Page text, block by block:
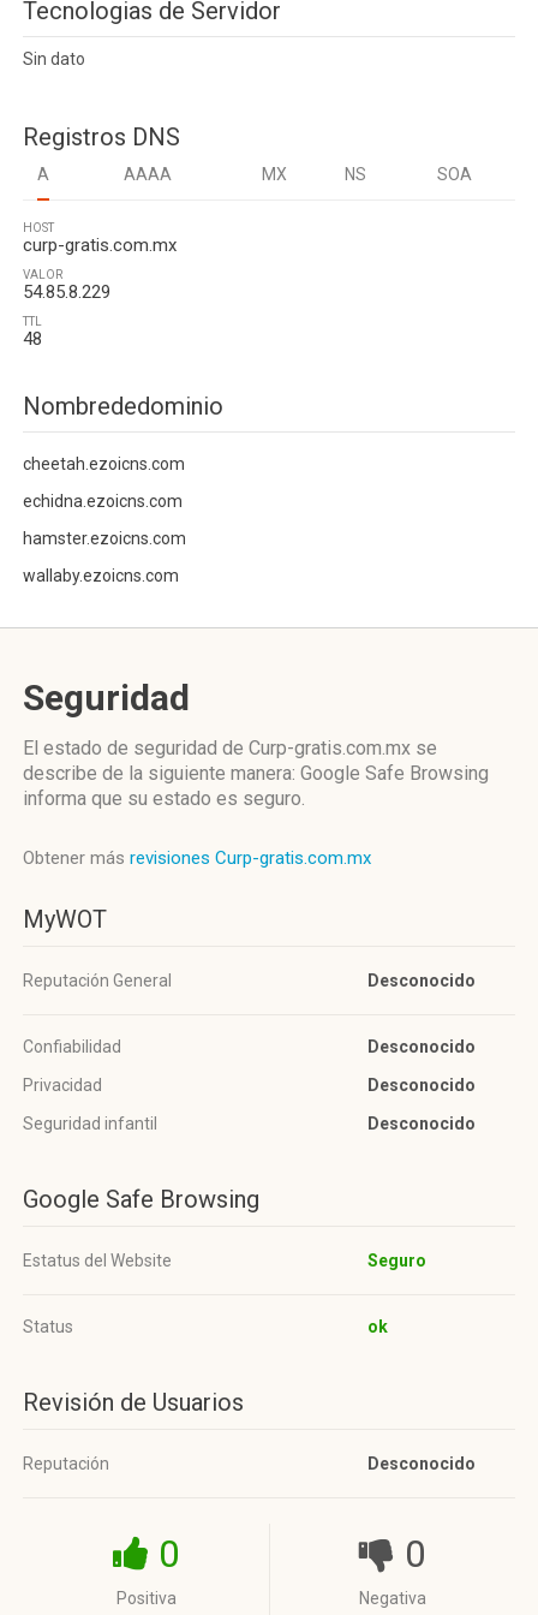
Tecnologias de Servidor
Sin dato
Registros DNS
A AAAA MX NS SOA
HOST
curp-gratis.com.mx
VALOR
54.85.8.229
TTL
48
Nombrededominio
cheetah.ezoicns.com
echidna.ezoicns.com
hamster.ezoicns.com
wallaby.ezoicns.com
Seguridad
El estado de seguridad de Curp-gratis.com.mx se
describe de la siguiente manera: Google Safe Browsing
informa que su estado es seguro.
Obtener más revisiones Curp-gratis.com.mx
MyWOT
Reputación General Desconocido
Confiabilidad
Desconocido
Privacidad
Desconocido
Seguridad infantil
Desconocido
Google Safe Browsing
Estatus del Website Seguro
Status ok
Revisión de Usuarios
Reputación Desconocido
0
Positiva
0
Negativa